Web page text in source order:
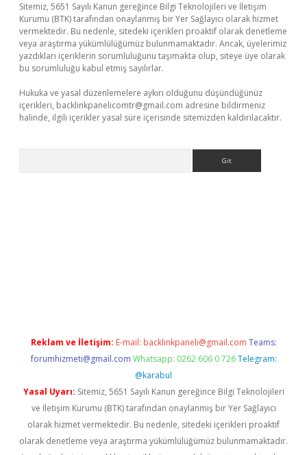
Sitemiz, 5651 Sayılı Kanun gereğince Bilgi Teknolojileri ve İletişim
Kurumu (BTK) tarafından onaylanmış bir Yer Sağlayıcı olarak hizmet
vermektedir. Bu nedenle, sitedeki içerikleri proaktif olarak denetleme
veya araştırma yükümlülüğümüz bulunmamaktadır. Ancak, üyelerimiz
yazdıkları içeriklerin sorumluluğunu taşımakta olup, siteye üye olarak
bu sorumluluğu kabul etmiş sayılırlar.
Hukuka ve yasal düzenlemelere aykırı olduğunu düşündüğünüz
içerikleri, backlinkpanelicomtr@gmail.com adresine bildirmeniz
halinde, ilgili içerikler yasal süre içerisinde sitemizden kaldırılacaktır.
Reklam ve İletişim: E-mail: backlinkpaneli@gmail.com Teams:
forumhizmeti@gmail.com Whatsapp: 0262 606 0 726 Telegram:
@karabul
Yasal Uyarı: Sitemiz, 5651 Sayılı Kanun gereğince Bilgi Teknolojileri
ve İletişim Kurumu (BTK) tarafından onaylanmış bir Yer Sağlayıcı
olarak hizmet vermektedir. Bu nedenle, sitedeki içerikleri proaktif
olarak denetleme veya araştırma yükümlülüğümüz bulunmamaktadır.